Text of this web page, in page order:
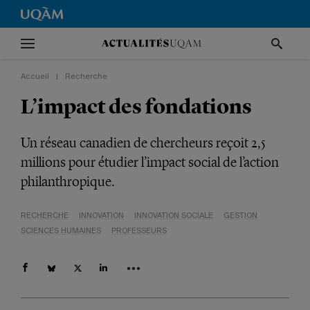
Accueil Recherche
L’impact des fondations
Un réseau canadien de chercheurs reçoit 2,5
millions pour étudier l’impact social de l’action
philanthropique.
RECHERCHE INNOVATION INNOVATION SOCIALE
GESTION
SCIENCES HUMAINES
PROFESSEURS